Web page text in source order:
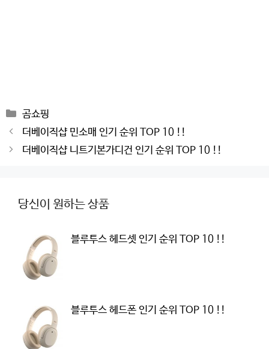
Categories
곰쇼핑
Post
navigation
더베이직샵 민소매 인기 순위 TOP 10 !!
더베이직샵 니트기본가디건 인기 순위 TOP 10 !!
당신이 원하는 상품
블루투스 헤드셋 인기 순위 TOP 10 !!
블루투스 헤드폰 인기 순위 TOP 10 !!